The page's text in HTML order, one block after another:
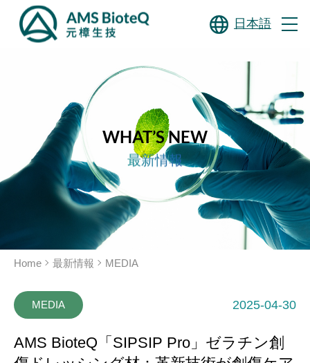
日本語
WHAT’S NEW
最新情報
Home 最新情報 MEDIA
MEDIA 2025-04-30
AMS BioteQ「SIPSIP Pro」ゼラチン創